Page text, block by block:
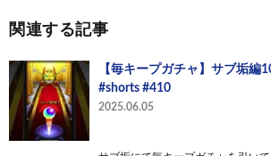
関連する記事
【毎キープガチャ】サブ垢編
#shorts #410
2025.06.05